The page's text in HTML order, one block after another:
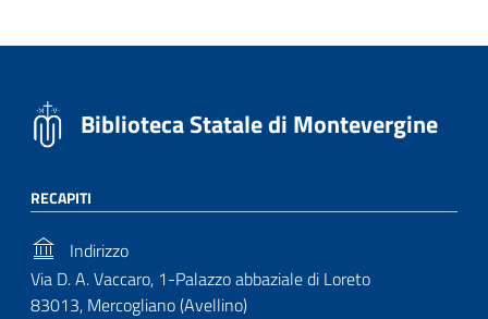
Biblioteca Statale di Montevergine
RECAPITI
Indirizzo
Via D. A. Vaccaro, 1-Palazzo abbaziale di Loreto
83013, Mercogliano (Avellino)